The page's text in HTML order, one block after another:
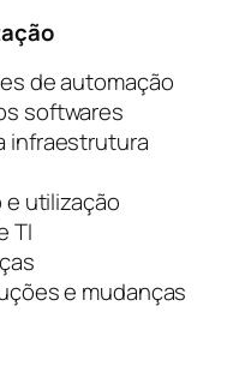
de automação
softwares
infraestrutura
e utilização
TI
e mudanças